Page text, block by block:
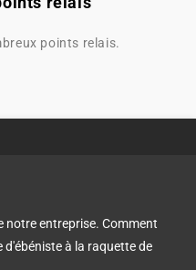
points relais.
notre entreprise. Comment
d'ébéniste à la raquette de